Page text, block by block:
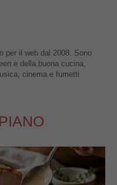
per il web dal 2008. Sono
e della buona cucina,
cinema e fumetti